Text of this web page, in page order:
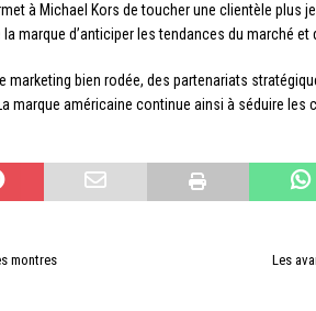
à Michael Kors de toucher une clientèle
marque d’anticiper les tendances du marché
marketing bien rodée, des partenariats
marque américaine continue ainsi à séduire
montres Les